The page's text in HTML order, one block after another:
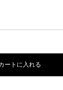
ートに入れる